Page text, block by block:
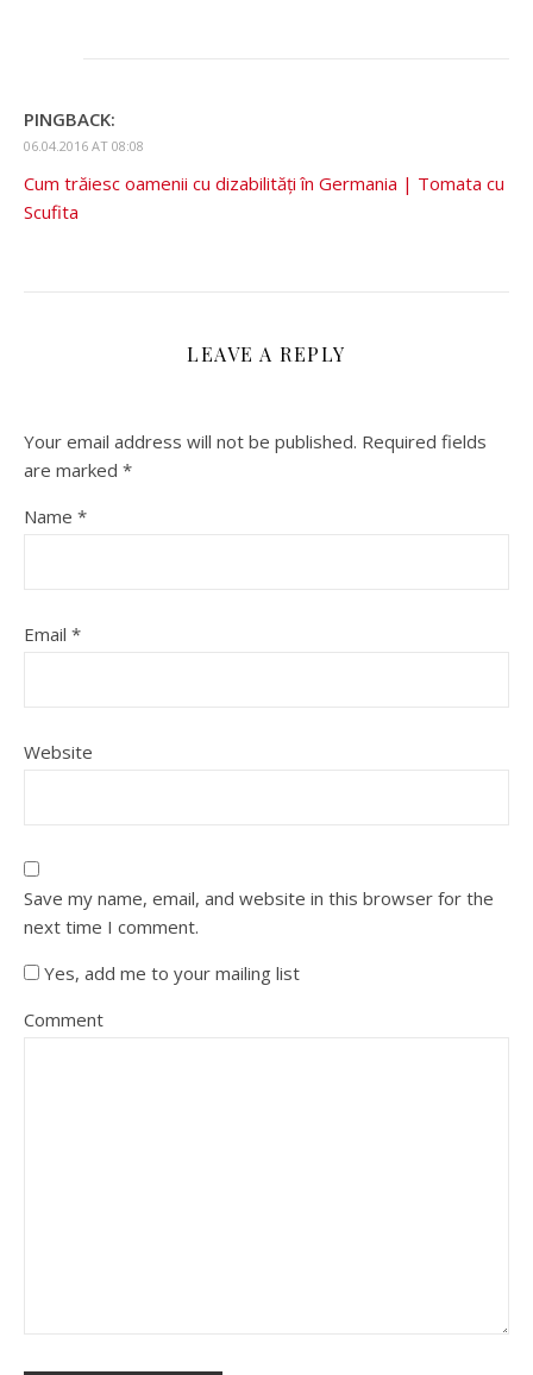
PINGBACK:
06.04.2016 AT 08:08
Cum trăiesc oamenii cu dizabilități în Germania | Tomata cu
Scufita
LEAVE A REPLY
Your email address will not be published. Required fields
are marked *
Name *
Email *
Website
Save my name, email, and website in this browser for the
next time I comment.
Yes, add me to your mailing list
Comment